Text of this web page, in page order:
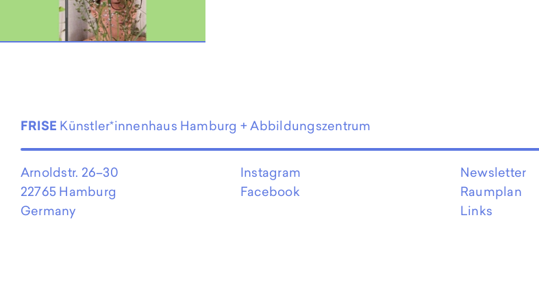
EN
FRISE Künstler*innenhaus Hamburg + Abbildungszentrum
Arnoldstr. 26–30
22765 Hamburg
Germany
Instagram
Facebook
Newsletter
Raumplan
Links